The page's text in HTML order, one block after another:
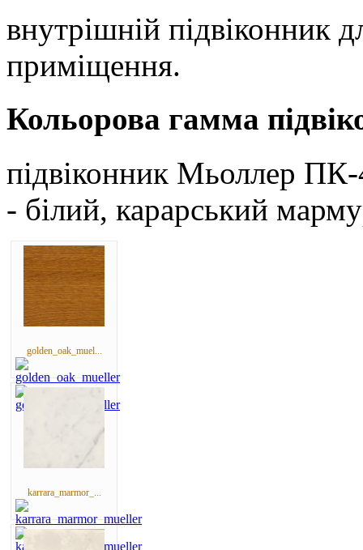
внутрішній підвіконник
приміщення.
Кольорова гамма
підвіконник Мьоллер ПК-
- білий, карарський
golden_oak_muel...
karrara_marmor_...